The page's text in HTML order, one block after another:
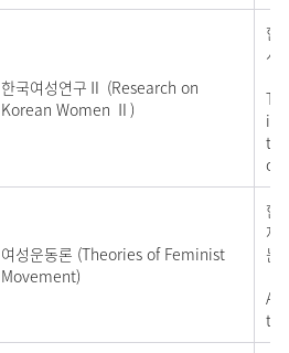
한국여성연구Ⅱ (Research on
Korean Women Ⅱ)
한
시
of
여성운동론 (Theories of Feminist
Movement)
한
재
는
A